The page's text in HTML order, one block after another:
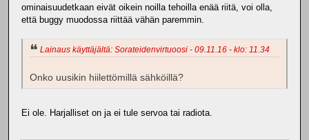
ominaisuudetkaan eivät oikein noilla tehoilla enää riitä, voi olla,
että buggy muodossa riittää vähän paremmin.
Lainaus käyttäjältä: Sorateidenvirtuoosi - 09.11.16 - klo: 11.34
Onko uusikin hiilettömillä sähköillä?
Ei ole. Harjalliset on ja ei tule servoa tai radiota.